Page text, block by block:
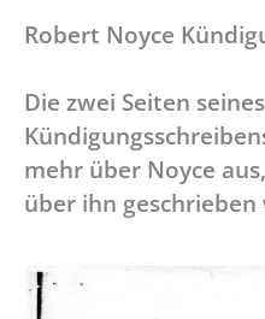
Robert Noyce
Die zwei Seiten seines
mehr über Noyce
über ihn geschrieben